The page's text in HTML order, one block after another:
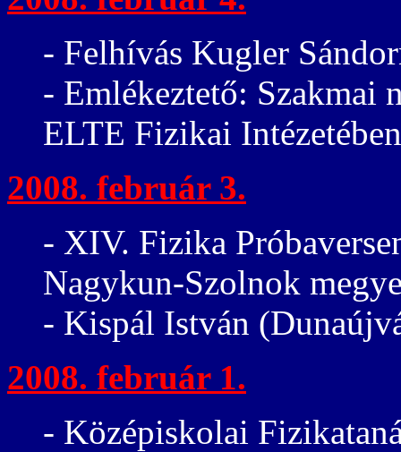
- Felhívás Kugler
- Emlékeztető: Szakmai
ELTE Fizikai Intézetében
2008. február 3.
- XIV. Fizika
Nagykun-Szolnok
- Kispál István
2008. február 1.
- Középiskolai